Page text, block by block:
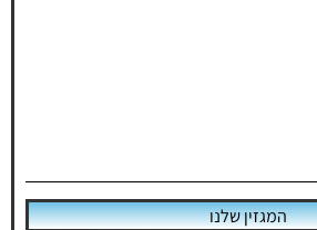
המגזין שלנו